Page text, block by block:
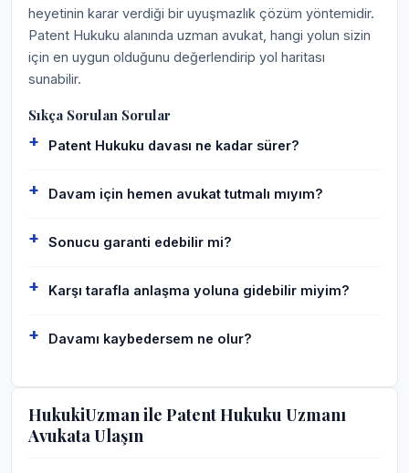
heyetinin karar verdiği bir uyuşmazlık çözüm yöntemidir.
Patent Hukuku alanında uzman avukat, hangi yolun sizin
için en uygun olduğunu değerlendirip yol haritası
sunabilir.
Sıkça Sorulan Sorular
Patent Hukuku davası ne kadar sürer?
Davam için hemen avukat tutmalı mıyım?
Sonucu garanti edebilir mi?
Karşı tarafla anlaşma yoluna gidebilir miyim?
Davamı kaybedersem ne olur?
HukukiUzman ile Patent Hukuku Uzmanı
Avukata Ulaşın